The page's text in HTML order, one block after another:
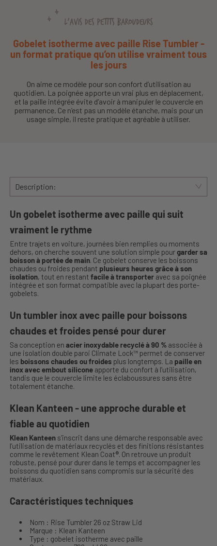
L'AVIS DES PETITS BAROUDEURS
Gobelet isotherme avec paille Rise Tumbler -
un format pratique qu’on utilise vraiment tous
les jours
On aime ce modèle pour son confort d’utilisation au
quotidien. La poignée apporte un vrai plus en déplacement,
et la paille intégrée évite d’avoir à manipuler le couvercle en
permanence. Ce n’est pas un modèle étanche, mais pour un
usage simple, il reste pratique et agréable à utiliser.
Description:
Un gobelet isotherme avec paille qui suit
vraiment le rythme
Entre trajets en voiture, journées bien remplies ou moments
dehors, on cherche souvent une solution simple pourgarder sa
boisson à portée de main. Ce gobelet conserve les boissons
chaudes ou froides pendant plusieurs heures grâce à son
isolation, tout en restant facile à transporter avec sa poignée
intégrée et son format compatible avec la plupart des porte-
gobelets.
Un tumbler inox avec paille pour boissons
chaudes et froides pensé pour durer
Sa conception en acier inoxydable recyclé à 90 % associée à
une isolation double paroi Climate Lock™ permet de conserver
les boissons chaudes ou froides plus longtemps. La paille en
inox avec embout silicone apporte du confort à l’utilisation,
tandis que le couvercle limite les éclaboussures sans être
totalement étanche.
Klean Kanteen - une approche durable et
fiable au quotidien
Klean Kanteen s’inscrit dans une démarche responsable avec
l’utilisation de matériaux recyclés et des finitions résistantes
comme le revêtement Klean Coat®. On retrouve un produit
robuste, pensé pour durer dans le temps et accompagner les
boissons du quotidien sans compromis sur la sécurité des
matériaux.
Caractéristiques techniques
Nom : Rise Tumbler 26 oz Straw Lid
Marque : Klean Kanteen
Type : gobelet isotherme avec paille